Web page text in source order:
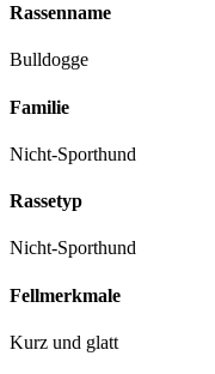
Rassenname
Bulldogge
Familie
Nicht-Sporthund
Rassetyp
Nicht-Sporthund
Fellmerkmale
Kurz und glatt